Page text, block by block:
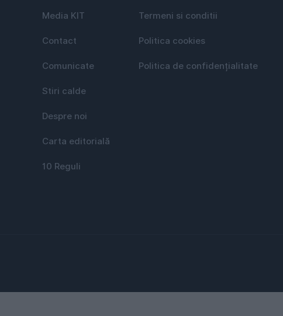
Media KIT
Contact
Comunicate
Stiri calde
Despre noi
Carta editorială
10 Reguli
Termeni si conditii
Politica cookies
Politica de confidențialitate